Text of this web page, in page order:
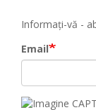
Informați-vă -
Email